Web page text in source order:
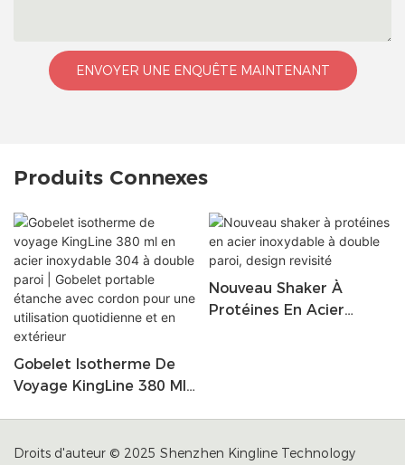
ENVOYER UNE ENQUÊTE MAINTENANT
Produits Connexes
Gobelet Isotherme De
Voyage KingLine 380 Ml
Portable Étanche Avec
Nouveau Shaker À
Protéines En Acier
Droits d'auteur © 2025 Shenzhen Kingline Technology